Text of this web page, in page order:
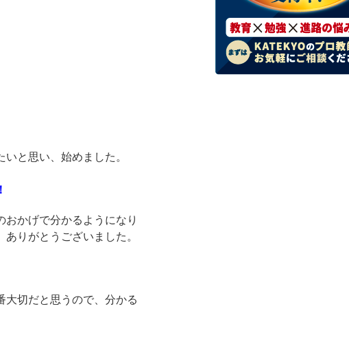
と思い、始めました。
かげで分かるようになり
りがとうございました。
大切だと思うので、分かる